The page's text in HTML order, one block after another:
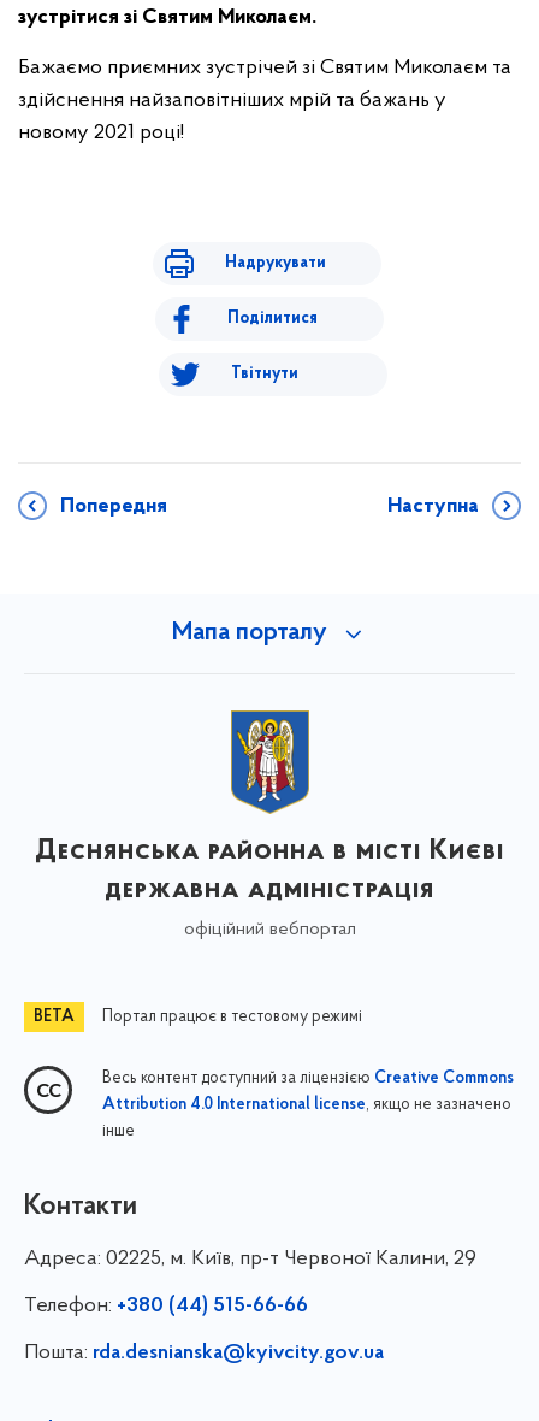
зустрітися зі Святим Миколаєм.
Бажаємо приємних зустрічей зі Святим Миколаєм та
здійснення найзаповітніших мрій та бажань у
новому 2021 році!
Надрукувати
Поділитися
Твітнути
Попередня Наступна
Мапа порталу
Деснянська районна в місті Києві
державна адміністрація
офіційний вебпортал
Портал працює в тестовому режимі
Весь контент доступний за ліцензією Creative Commons
Attribution 4.0 International license, якщо не зазначено
інше
Контакти
Адреса: 02225, м. Київ, пр-т Червоної Калини, 29
Телефон: +380 (44) 515-66-66
Пошта: rda.desnianska@kyivcity.gov.ua